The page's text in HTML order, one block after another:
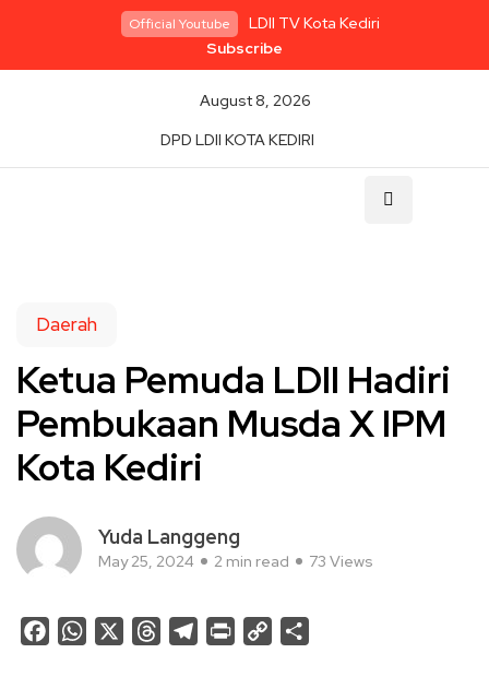
Official Youtube
LDII TV Kota Kediri
Subscribe
August 8, 2026
DPD LDII KOTA KEDIRI
Daerah
Ketua Pemuda LDII Hadiri
Pembukaan Musda X IPM
Kota Kediri
Yuda Langgeng
May 25, 2024 2 min read 73 Views
FacebookWhatsApp ThreadsTelegram
Print
Copy